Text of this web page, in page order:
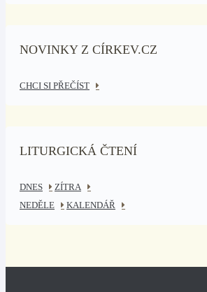
NOVINKY Z CÍRKEV.CZ
CHCI SI PŘEČÍST
LITURGICKÁ ČTENÍ
DNES
ZÍTRA
NEDĚLE
KALENDÁŘ